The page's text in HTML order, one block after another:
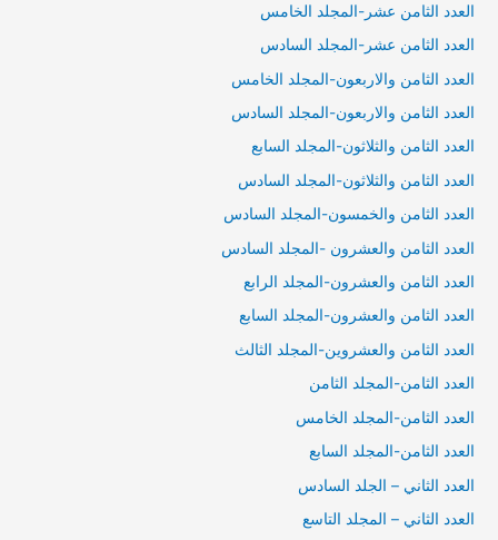
العدد الثامن عشر-المجلد الخامس
العدد الثامن عشر-المجلد السادس
العدد الثامن والاربعون-المجلد الخامس
العدد الثامن والاربعون-المجلد السادس
العدد الثامن والثلاثون-المجلد السابع
العدد الثامن والثلاثون-المجلد السادس
العدد الثامن والخمسون-المجلد السادس
العدد الثامن والعشرون -المجلد السادس
العدد الثامن والعشرون-المجلد الرابع
العدد الثامن والعشرون-المجلد السابع
العدد الثامن والعشروين-المجلد الثالث
العدد الثامن-المجلد الثامن
العدد الثامن-المجلد الخامس
العدد الثامن-المجلد السابع
العدد الثاني – الجلد السادس
العدد الثاني – المجلد التاسع